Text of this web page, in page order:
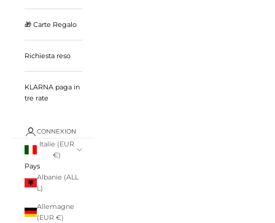
🎁 Carte Regalo
Richiesta reso
KLARNA paga in
tre rate
CONNEXION
Italie (EUR
€)
Pays
Albanie (ALL
L)
Allemagne
(EUR €)